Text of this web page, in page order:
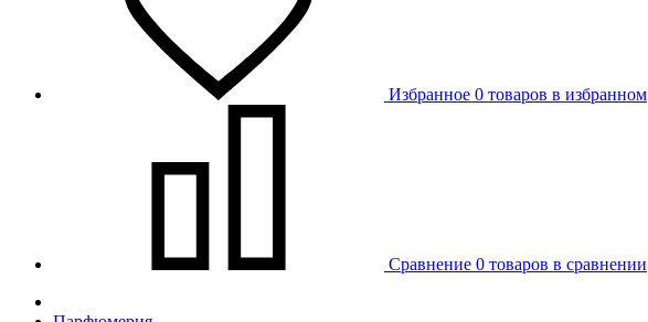
Избранное 0 товаров в избранном
Сравнение 0 товаров в сравнении